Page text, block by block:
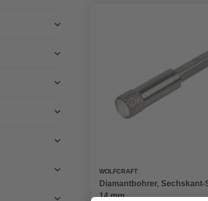
WOLFCRAFT
Diamantbohrer, Sechskant-
14 mm